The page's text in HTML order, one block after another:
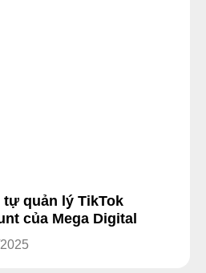
tự quản lý TikTok
của Mega Digital